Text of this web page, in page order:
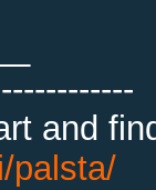
and
palsta/